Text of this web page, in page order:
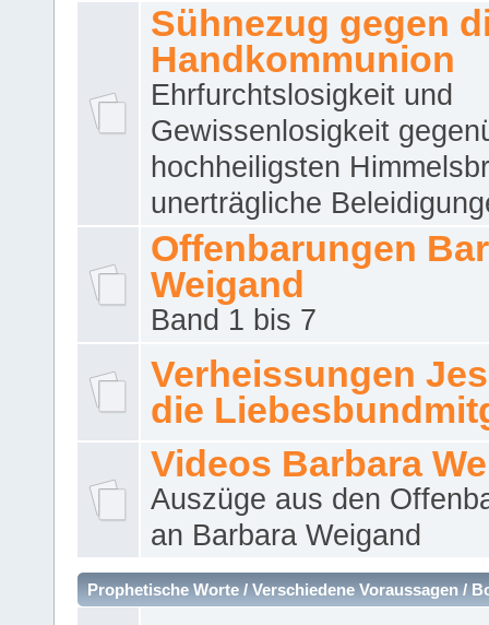
Sühnezug gegen
Handkommunion
Ehrfurchtslosigkeit und
Gewissenlosigkeit
hochheiligsten
unerträgliche
Offenbarungen
Weigand
Band 1 bis 7
Verheissungen
die
Videos Barbara
Auszüge aus den
an Barbara Weigand
Prophetische Worte / Verschiedene Voraussagen /